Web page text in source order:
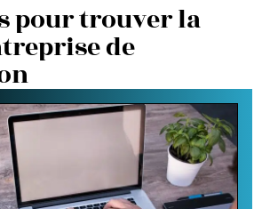
pour trouver la
de